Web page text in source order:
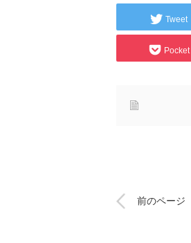
Tweet
Pocket
前のページ